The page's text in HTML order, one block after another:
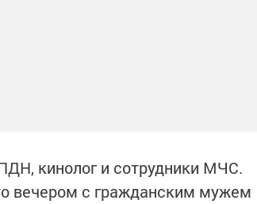
кинолог и сотрудники МЧС.
вечером с гражданским мужем